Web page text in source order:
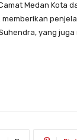
Medan Kota
yang